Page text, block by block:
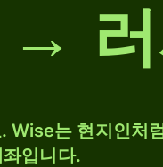
→
Wise는 현지인처
입니다.